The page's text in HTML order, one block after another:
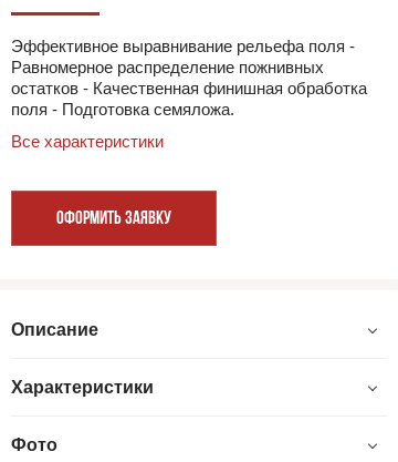
Эффективное выравнивание рельефа поля -
Равномерное распределение пожнивных
остатков - Качественная финишная обработка
поля - Подготовка семяложа.
Все характеристики
ОФОРМИТЬ ЗАЯВКУ
Описание
Характеристики
Фото